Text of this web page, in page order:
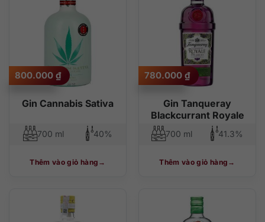
Gin Cannabis Sativa
800.000 ₫
700 ml 40%
Thêm vào giỏ hàng
Gin Tanqueray
Blackcurrant Royale
780.000 ₫
700 ml 41.3%
Thêm vào giỏ hàng